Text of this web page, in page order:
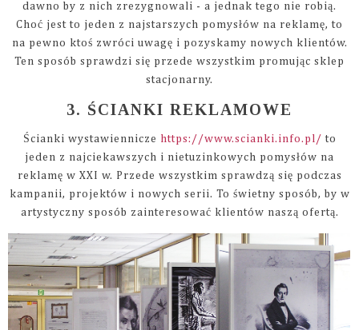
dawno by z nich zrezygnowali - a jednak tego nie robią.
Choć jest to jeden z najstarszych pomysłów na reklamę, to
na pewno ktoś zwróci uwagę i pozyskamy nowych klientów.
Ten sposób sprawdzi się przede wszystkim promując sklep
stacjonarny.
3. ŚCIANKI REKLAMOWE
Ścianki wystawiennicze https://www.scianki.info.pl/ to
jeden z najciekawszych i nietuzinkowych pomysłów na
reklamę w XXI w. Przede wszystkim sprawdzą się podczas
kampanii, projektów i nowych serii. To świetny sposób, by w
artystyczny sposób zainteresować klientów naszą ofertą.